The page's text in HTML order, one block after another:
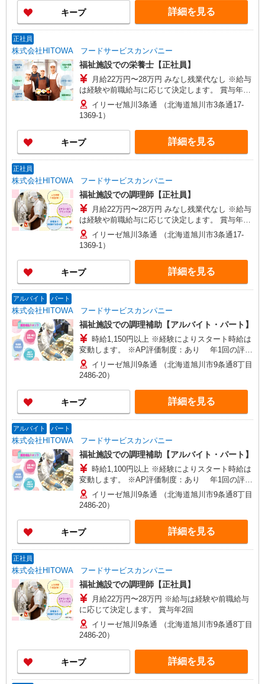
キープ 詳細を見る
正社員
株式会社HITOWA フードサービスカンパニー
福祉施設での栄養士【正社員】
月給22万円〜28万円 みなし残業代なし ※給与
は経験や前職給与に応じて決定します。 賞与年2
回
イリーゼ旭川3条通 （北海道旭川市3条通17-
1369-1）
キープ 詳細を見る
正社員
株式会社HITOWA フードサービスカンパニー
福祉施設での調理師【正社員】
月給22万円〜28万円 みなし残業代なし ※給与
は経験や前職給与に応じて決定します。 賞与年2
回
イリーゼ旭川3条通 （北海道旭川市3条通17-
1369-1）
キープ 詳細を見る
アルバイト パート
株式会社HITOWA フードサービスカンパニー
福祉施設での調理補助【アルバイト・パート】
時給1,150円以上 ※経験によりスタート時給は
変動します。 ※AP評価制度：あり 年1回の評価
により時給を見直します。 ※アルバイト賞与（寸
志）：あり 年2回。勤続年数により金額UP。
イリーゼ旭川9条通 （北海道旭川市9条通8丁目
2486-20）
キープ 詳細を見る
アルバイト パート
株式会社HITOWA フードサービスカンパニー
福祉施設での調理補助【アルバイト・パート】
時給1,100円以上 ※経験によりスタート時給は
変動します。 ※AP評価制度：あり 年1回の評価
により時給を見直します。 ※アルバイト賞与（寸
志）：あり 年2回。勤続年数により金額UP。
イリーゼ旭川9条通 （北海道旭川市9条通8丁目
2486-20）
キープ 詳細を見る
正社員
株式会社HITOWA フードサービスカンパニー
福祉施設での調理師【正社員】
月給22万円〜28万円 ※給与は経験や前職給与
に応じて決定します。 賞与年2回
イリーゼ旭川9条通 （北海道旭川市9条通8丁目
2486-20）
キープ 詳細を見る